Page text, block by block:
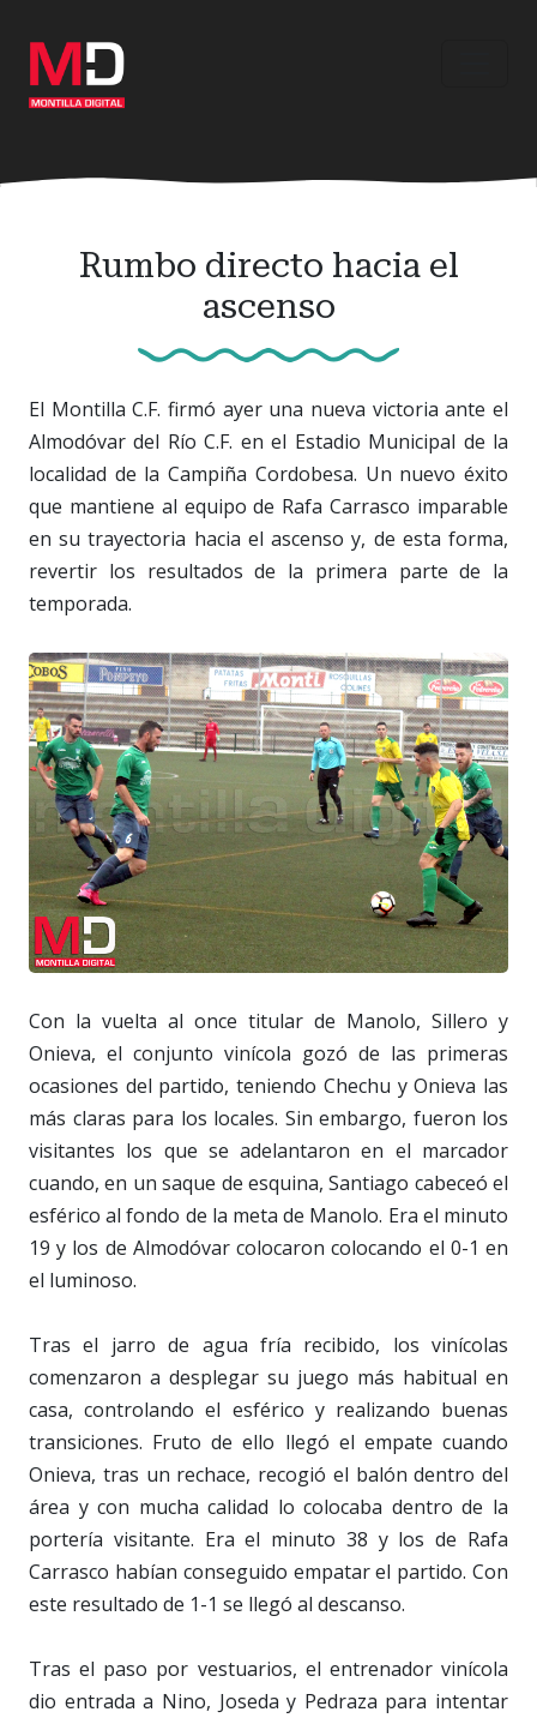
contenido
principal
Rumbo directo hacia el
ascenso
El Montilla C.F. firmó ayer una nueva victoria ante el
Almodóvar del Río C.F. en el Estadio Municipal de la
localidad de la Campiña Cordobesa. Un nuevo éxito
que mantiene al equipo de Rafa Carrasco imparable
en su trayectoria hacia el ascenso y, de esta forma,
revertir los resultados de la primera parte de la
temporada.
Con la vuelta al once titular de Manolo, Sillero y
Onieva, el conjunto vinícola gozó de las primeras
ocasiones del partido, teniendo Chechu y Onieva las
más claras para los locales. Sin embargo, fueron los
visitantes los que se adelantaron en el marcador
cuando, en un saque de esquina, Santiago cabeceó el
esférico al fondo de la meta de Manolo. Era el minuto
19 y los de Almodóvar colocaron colocando el 0-1 en
el luminoso.
Tras el jarro de agua fría recibido, los vinícolas
comenzaron a desplegar su juego más habitual en
casa, controlando el esférico y realizando buenas
transiciones. Fruto de ello llegó el empate cuando
Onieva, tras un rechace, recogió el balón dentro del
área y con mucha calidad lo colocaba dentro de la
portería visitante. Era el minuto 38 y los de Rafa
Carrasco habían conseguido empatar el partido. Con
este resultado de 1-1 se llegó al descanso.
Tras el paso por vestuarios, el entrenador vinícola
dio entrada a Nino, Joseda y Pedraza para intentar